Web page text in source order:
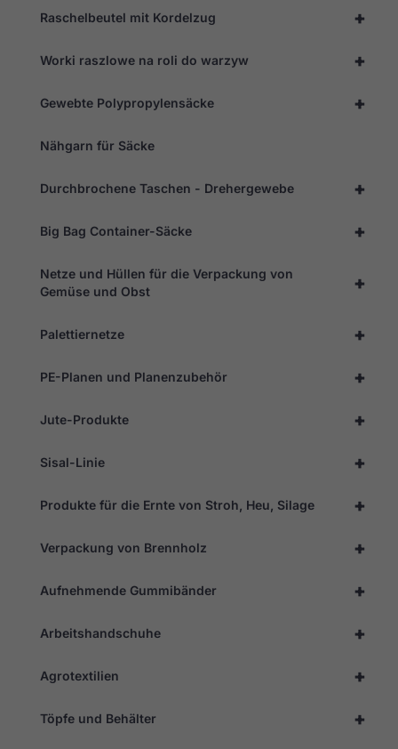
+
Raschelbeutel mit Kordelzug
+
Worki raszlowe na roli do warzyw
+
Gewebte Polypropylensäcke
Nähgarn für Säcke
+
Durchbrochene Taschen - Drehergewebe
+
Big Bag Container-Säcke
+
Netze und Hüllen für die Verpackung von
Gemüse und Obst
+
Palettiernetze
+
PE-Planen und Planenzubehör
+
Jute-Produkte
+
Sisal-Linie
+
Produkte für die Ernte von Stroh, Heu, Silage
+
Verpackung von Brennholz
+
Aufnehmende Gummibänder
+
Arbeitshandschuhe
+
Agrotextilien
+
Töpfe und Behälter